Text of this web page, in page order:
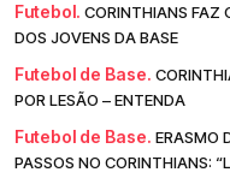
Futebol. CORINTHIANS FAZ
DOS JOVENS DA BASE
Futebol de Base.
POR LESÃO – ENTENDA
Futebol de Base. ERASMO
PASSOS NO CORINTHIANS: